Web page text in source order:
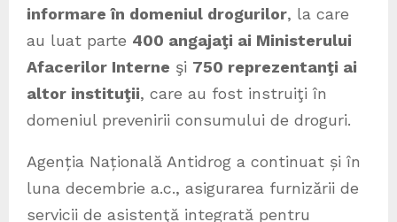
informare în domeniul drogurilor, la care
au luat parte 400 angajaţi ai Ministerului
Afacerilor Interne şi 750 reprezentanţi ai
altor instituţii, care au fost instruiţi în
domeniul prevenirii consumului de droguri.
Agenția Națională Antidrog a continuat și în
luna decembrie a.c., asigurarea furnizării de
servicii de asistenţă integrată pentru